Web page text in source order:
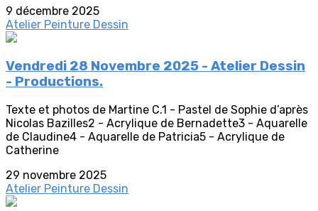
9 décembre 2025
Atelier Peinture Dessin
Vendredi 28 Novembre 2025 - Atelier Dessin
- Productions.
Texte et photos de Martine C.1 - Pastel de Sophie d’après
Nicolas Bazilles2 - Acrylique de Bernadette3 - Aquarelle
de Claudine4 - Aquarelle de Patricia5 - Acrylique de
Catherine
29 novembre 2025
Atelier Peinture Dessin